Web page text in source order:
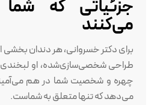
جزئیاتی که شما
می‌کنند
برای دکتر خسروانی، هر دندان بخشی
طراحی شخصی‌سازی‌شده، او لبخندی
چهره و شخصیت شما در هم می‌آمیزد
می‌دهد که تنها متعلق به شماست.